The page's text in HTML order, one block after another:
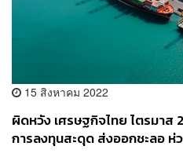
15 สิงหาคม 2022
ผิดหวัง เศรษฐกิจไทย ไตรมาส
การลงทุนสะดุด ส่งออกชะลอ ห่